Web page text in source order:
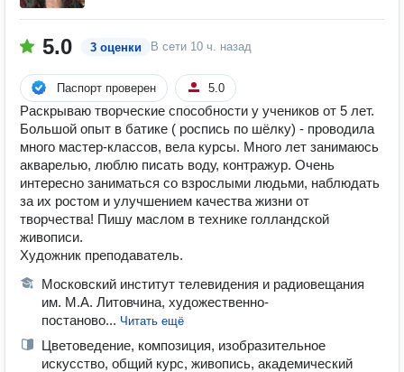
5.0 3 оценки В сети 10 ч. назад
Паспорт проверен 5.0
Раскрываю творческие способности у учеников от 5 лет.
Большой опыт в батике ( роспись по шёлку) - проводила
много мастер-классов, вела курсы. Много лет занимаюсь
акварелью, люблю писать воду, контражур. Очень
интересно заниматься со взрослыми людьми, наблюдать
за их ростом и улучшением качества жизни от
творчества! Пишу маслом в технике голландской
живописи.
Художник преподаватель.
Московский институт телевидения и радиовещания
им. М.А. Литовчина, художественно-
постаново... Читать ещё
Цветоведение, композиция, изобразительное
искусство, общий курс, живопись, академический